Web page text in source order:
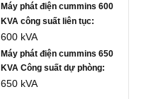
Máy phát điện cummins 600
KVA công suất liên tục:
600 kVA
Máy phát điện cummins 650
KVA Công suất dự phòng:
650 kVA